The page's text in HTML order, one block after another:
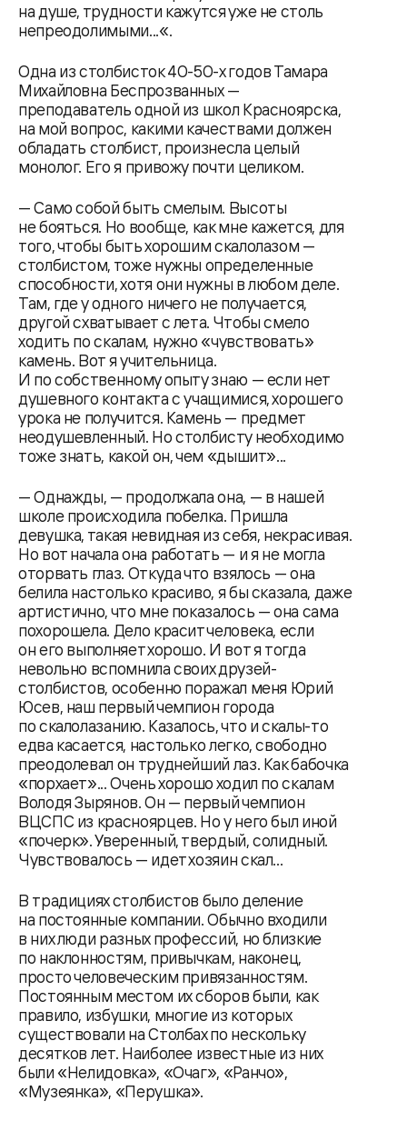
на душе, трудности кажутся уже не столь
непреодолимыми...«.
Одна из столбисток 40-50-х годов Тамара
Михайловна Беспрозванных —
преподаватель одной из школ Красноярска,
на мой вопрос, какими качествами должен
обладать столбист, произнесла целый
монолог. Его я привожу почти целиком.
— Само собой быть смелым. Высоты
не бояться. Но вообще, как мне кажется, для
того, чтобы быть хорошим скалолазом —
столбистом, тоже нужны определенные
способности, хотя они нужны в любом деле.
Там, где у одного ничего не получается,
другой схватывает с лета. Чтобы смело
ходить по скалам, нужно «чувствовать»
камень. Вот я учительница.
И по собственному опыту знаю — если нет
душевного контакта с учащимися, хорошего
урока не получится. Камень — предмет
неодушевленный. Но столбисту необходимо
тоже знать, какой он, чем «дышит»...
— Однажды, — продолжала она, — в нашей
школе происходила побелка. Пришла
девушка, такая невидная из себя, некрасивая.
Но вот начала она работать — и я не могла
оторвать глаз. Откуда что взялось — она
белила настолько красиво, я бы сказала, даже
артистично, что мне показалось — она сама
похорошела. Дело красит человека, если
он его выполняет хорошо. И вот я тогда
невольно вспомнила своих друзей-
столбистов, особенно поражал меня Юрий
Юсев, наш первый чемпион города
по скалолазанию. Казалось, что и скалы-то
едва касается, настолько легко, свободно
преодолевал он труднейший лаз. Как бабочка
«порхает»... Очень хорошо ходил по скалам
Володя Зырянов. Он — первый чемпион
ВЦСПС из красноярцев. Но у него был иной
«почерк». Уверенный, твердый, солидный.
Чувствовалось — идет хозяин скал...
В традициях столбистов было деление
на постоянные компании. Обычно входили
в них люди разных профессий, но близкие
по наклонностям, привычкам, наконец,
просто человеческим привязанностям.
Постоянным местом их сборов были, как
правило, избушки, многие из которых
существовали на Столбах по нескольку
десятков лет. Наиболее известные из них
были «Нелидовка», «Очаг», «Ранчо»,
«Музеянка», «Перушка».